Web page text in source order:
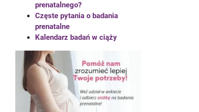
prenatalnego?
Częste pytania o badania
prenatalne
Kalendarz badań w ciąży